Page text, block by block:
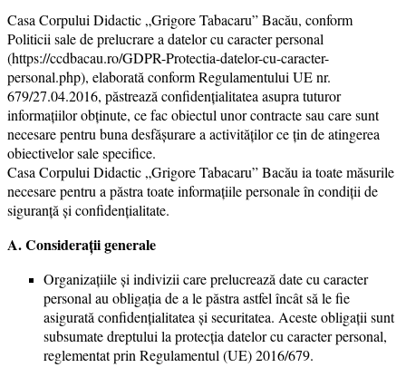
Casa Corpului Didactic „Grigore Tabacaru” Bacău, conform
Politicii sale de prelucrare a datelor cu caracter personal
(https://ccdbacau.ro/GDPR-Protectia-datelor-cu-caracter-
personal.php), elaborată conform Regulamentului UE nr.
679/27.04.2016, păstrează confidențialitatea asupra tuturor
informațiilor obținute, ce fac obiectul unor contracte sau care sunt
necesare pentru buna desfășurare a activităților ce țin de atingerea
obiectivelor sale specifice.
Casa Corpului Didactic „Grigore Tabacaru” Bacău ia toate măsurile
necesare pentru a păstra toate informațiile personale în condiții de
siguranță și confidențialitate.
A. Considerații generale
Organizaţiile şi indivizii care prelucrează date cu caracter
personal au obligaţia de a le păstra astfel încât să le fie
asigurată confidenţialitatea şi securitatea. Aceste obligaţii sunt
subsumate dreptului la protecţia datelor cu caracter personal,
reglementat prin Regulamentul (UE) 2016/679.